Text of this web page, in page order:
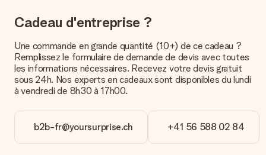
Comment puis-je régler ma commande ?
Nous proposons les formes de paiement suivantes : Paypal,
carte bancaire ou par virement bancaire. Comptez un délai de
3 jours supplémentaires pour la livraison de votre cadeau en
cas de paiement par virement bancaire.
Réception du cadeau
Que puis-je faire si le cadeau ne me convient pas tout à
Cadeau d'entreprise ?
Une commande en grande quantité (10+) de ce cadeau ?
Remplissez le formulaire de demande de devis avec toutes
les informations nécessaires. Recevez votre devis gratuit
sous 24h. Nos experts en cadeaux sont disponibles du lundi
à vendredi de 8h30 à 17h00.
b2b-fr@yoursurprise.ch +41 56 588 02 84